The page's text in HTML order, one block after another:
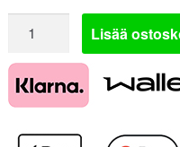
Connects2
CTSFO003.2
|
Ford
rattiadapteri
määrä
Lisää